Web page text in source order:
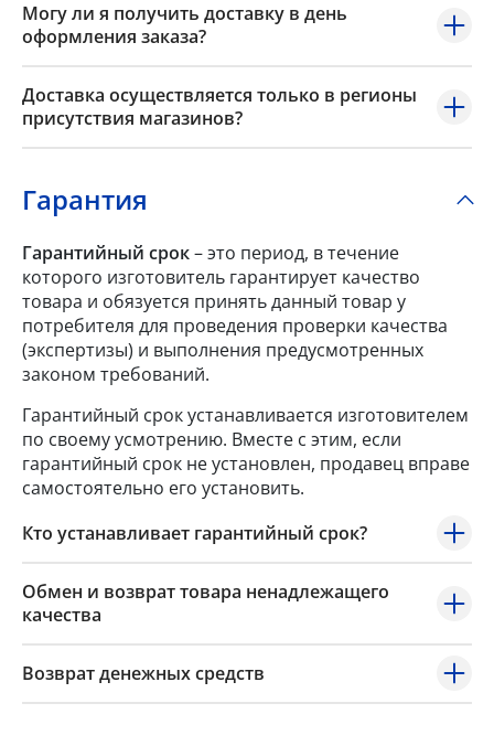
Могу ли я получить доставку в день
оформления заказа?
Доставка осуществляется только в регионы
присутствия магазинов?
Гарантия
Гарантийный срок– это период, в течение
которого изготовитель гарантирует качество
товара и обязуется принять данный товар у
потребителя для проведения проверки качества
(экспертизы) и выполнения предусмотренных
законом требований.
Гарантийный срок устанавливается изготовителем
по своему усмотрению. Вместе с этим, если
гарантийный срок не установлен, продавец вправе
самостоятельно его установить.
Кто устанавливает гарантийный срок?
Обмен и возврат товара ненадлежащего
качества
Возврат денежных средств